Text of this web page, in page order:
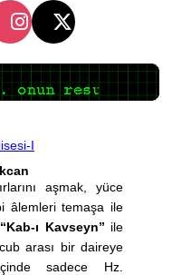
I
aşmak, yüce
âlemleri temaşa ile
“Kab-ı Kavseyn” ile
arası bir daireye
sadece Hz.